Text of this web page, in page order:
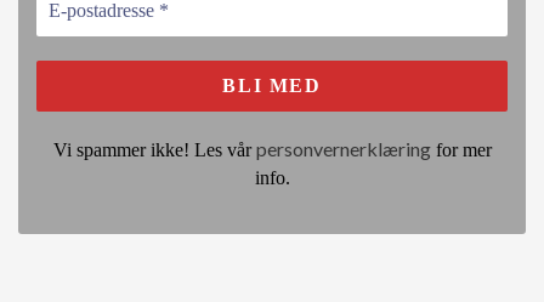
Vi spammer ikke! Les vårpersonvernerklæringfor mer
info.